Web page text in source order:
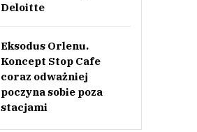
Deloitte
Eksodus Orlenu.
Koncept Stop Cafe
coraz odważniej
poczyna sobie poza
stacjami